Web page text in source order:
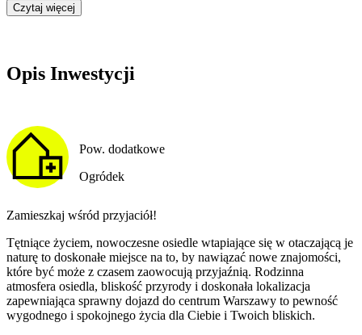
Czytaj więcej
Opis Inwestycji
Pow. dodatkowe
Ogródek
Zamieszkaj wśród przyjaciół!
Tętniące życiem, nowoczesne osiedle wtapiające się w otaczającą je
naturę to doskonałe miejsce na to, by nawiązać nowe znajomości,
które być może z czasem zaowocują przyjaźnią. Rodzinna
atmosfera osiedla, bliskość przyrody i doskonała lokalizacja
zapewniająca sprawny dojazd do centrum Warszawy to pewność
wygodnego i spokojnego życia dla Ciebie i Twoich bliskich.